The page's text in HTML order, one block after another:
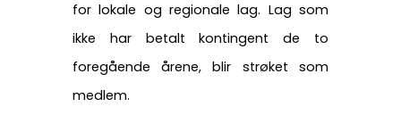
for lokale og regionale lag. Lag som
ikke har betalt kontingent de to
foregående årene, blir strøket som
medlem.